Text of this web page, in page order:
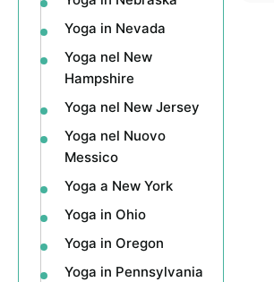
Yoga in Nevada
Yoga nel New
Hampshire
Yoga nel New Jersey
Yoga nel Nuovo
Messico
Yoga a New York
Yoga in Ohio
Yoga in Oregon
Yoga in Pennsylvania